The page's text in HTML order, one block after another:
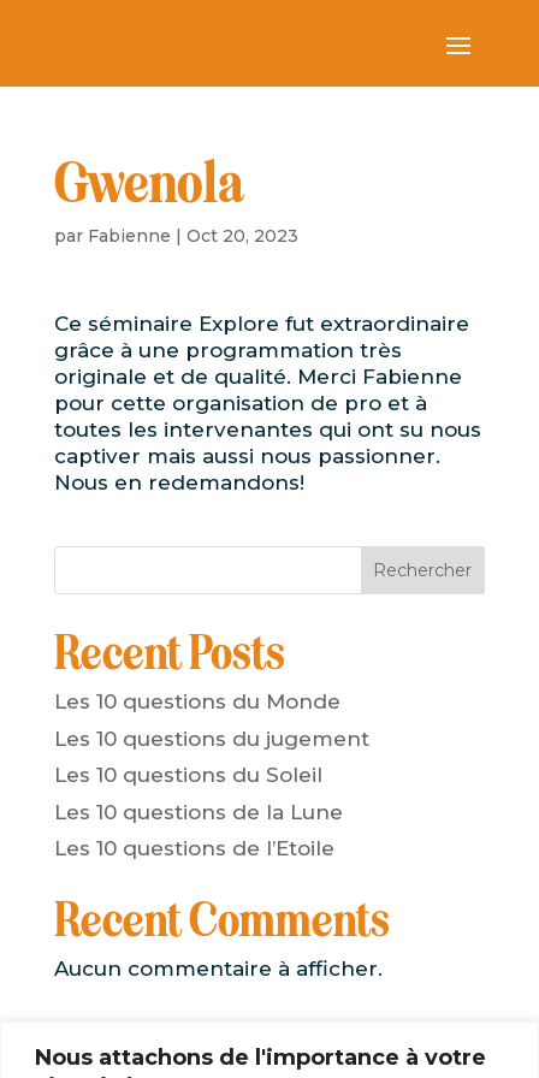
Nous attachons de l'importance à votre
Gwenola
par Fabienne | Oct 20, 2023
Ce séminaire Explore fut extraordinaire
grâce à une programmation très
originale et de qualité. Merci Fabienne
pour cette organisation de pro et à
toutes les intervenantes qui ont su nous
captiver mais aussi nous passionner.
Nous en redemandons!
Rechercher
Recent Posts
Les 10 questions du Monde
Les 10 questions du jugement
Les 10 questions du Soleil
Les 10 questions de la Lune
Les 10 questions de l’Etoile
Recent Comments
Aucun commentaire à afficher.